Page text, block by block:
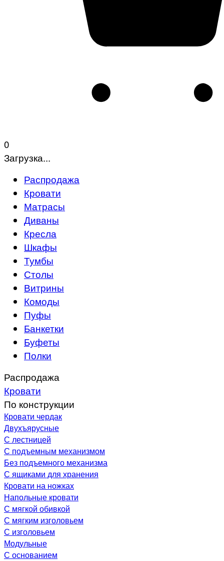
0
Загрузка...
Распродажа
Кровати
Матрасы
Диваны
Кресла
Шкафы
Тумбы
Столы
Витрины
Комоды
Пуфы
Банкетки
Буфеты
Полки
Распродажа
Кровати
По конструкции
Кровати чердак
Двухъярусные
С лестницей
С подъемным механизмом
Без подъемного механизма
С ящиками для хранения
Кровати на ножках
Напольные кровати
С мягкой обивкой
С мягким изголовьем
С изголовьем
Модульные
С основанием